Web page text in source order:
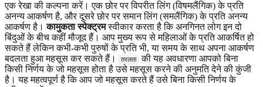
एक रेखा की कल्पना करें। एक छोर पर विपरीत लिंग (विषमलैंगिक) के प्रति
अनन्य आकर्षण है, और दूसरे छोर पर समान लिंग (समलैंगिक) के प्रति अनन्य
आकर्षण है।कामुकता स्पेक्ट्रमस्वीकार करता है कि अनगिनत लोग इन दो
बिंदुओं के बीच कहीं मौजूद हैं। आप मुख्य रूप से महिलाओं के प्रति आकर्षित हो
सकते हैं लेकिन कभी-कभी पुरुषों के प्रति भी, या समय के साथ अपना आकर्षण
बदलता हुआ महसूस कर सकते हैं।
तरलता की यह अवधारणा आपको बिना
किसी निर्णय के जो महसूस होता है उसे महसूस करने की अनुमति देने की कुंजी
है। यह महत्वपूर्ण है कि आप जो महसूस करते हैं उसे बिना किसी निर्णय के